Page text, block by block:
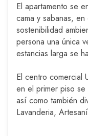
El apartamento se
cama y sabanas,
sostenibilidad
persona una única
estancias larga se
El centro comercial
en el primer piso
así como también
Lavanderia,